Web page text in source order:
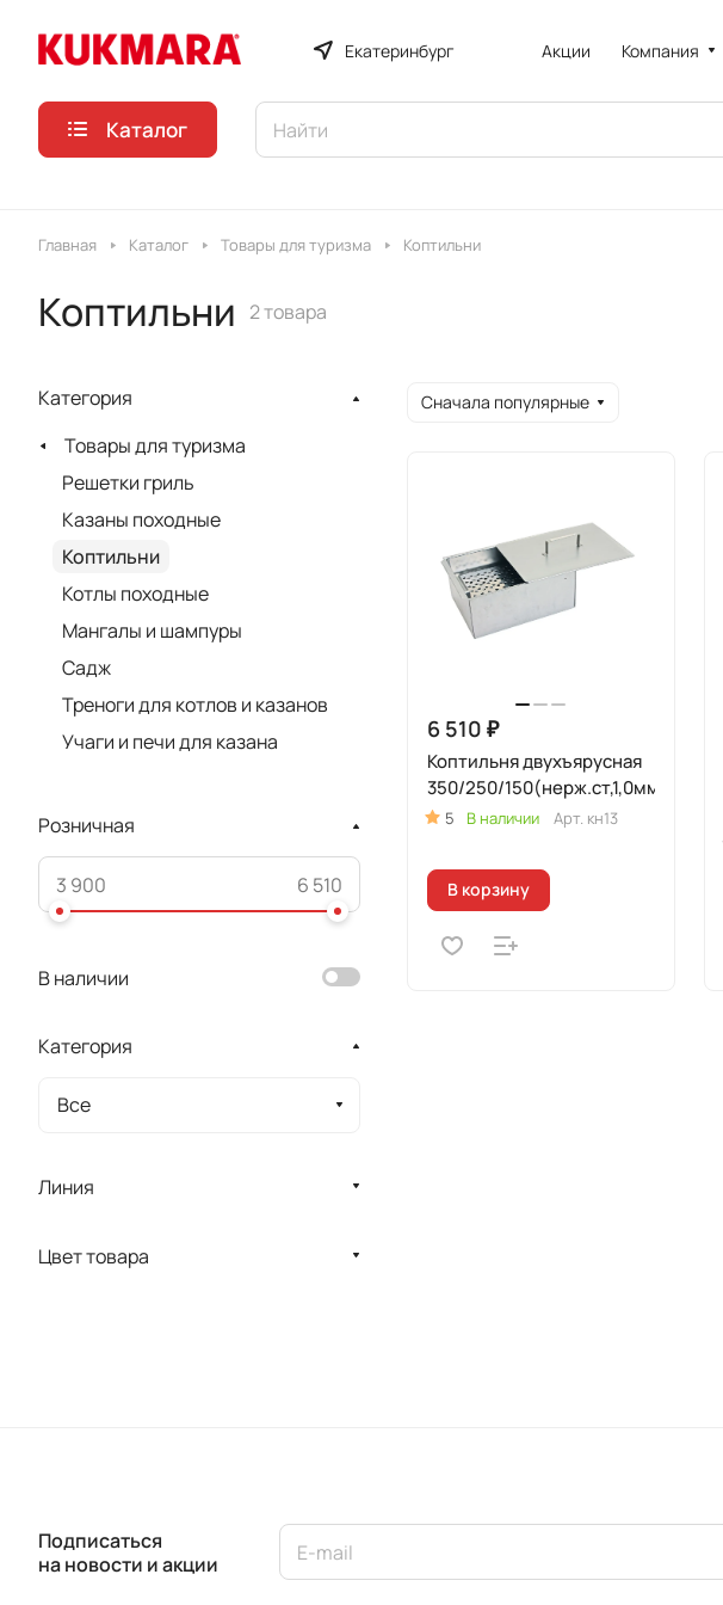
Екатеринбург Акции Компания
Каталог
Главная Каталог Товары для туризма Коптильни
Коптильни 2 товара
Сначала популярные
6 510 ₽
Коптильня двухъярусная
350/250/150(нерж.ст,1,0мм)
5 В наличии Арт. кн13
В корзину
Категория
Товары для туризма
Решетки гриль
Казаны походные
Коптильни
Котлы походные
Мангалы и шампуры
Садж
Треноги для котлов и казанов
Учаги и печи для казана
Розничная
В наличии
Категория
Все
Линия
Цвет товара
Подписаться
на новости и акции